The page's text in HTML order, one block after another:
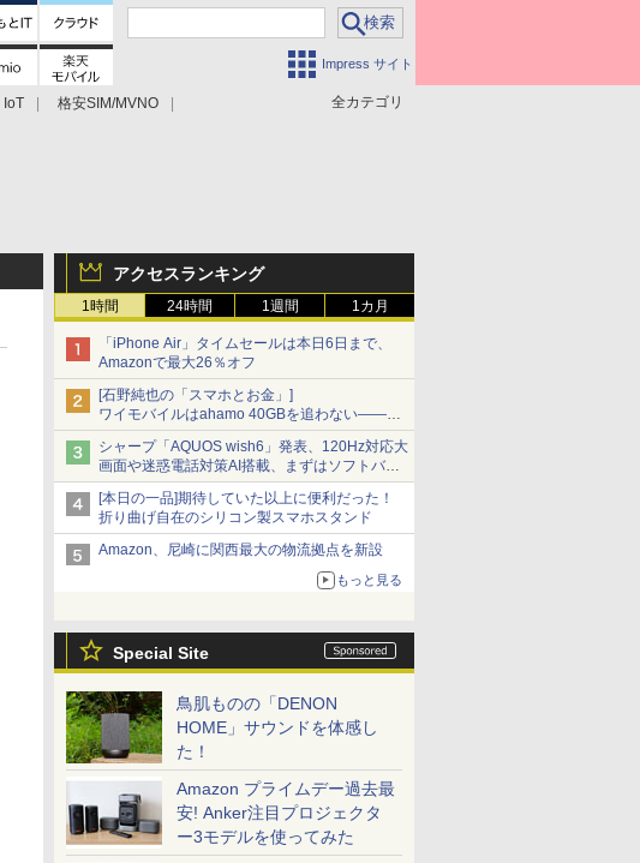
Impress サイト
全カテゴリ
IoT
格安SIM/MVNO
アクセスランキング
1時間 24時間 1週間 1カ月
「iPhone Air」タイムセールは本日6日まで、
Amazonで最大26％オフ
[石野純也の「スマホとお金」]
ワイモバイルはahamo 40GBを追わない――単
身向け「超おトク割」の安さと1年限定の注意
点
シャープ「AQUOS wish6」発表、120Hz対応大
画面や迷惑電話対策AI搭載、まずはソフトバン
クの法人向け
[本日の一品]期待していた以上に便利だった！
折り曲げ自在のシリコン製スマホスタンド
Amazon、尼崎に関西最大の物流拠点を新設
もっと見る
Special Site
鳥肌ものの「DENON
HOME」サウンドを体感し
た！
Amazon プライムデー過去最
安! Anker注目プロジェクタ
ー3モデルを使ってみた